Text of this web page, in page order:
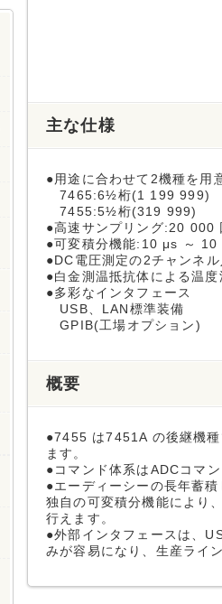
主な仕様
●用途に合わせて2機種を用
7465:6½桁(1 199 999)
7455:5½桁(319 999)
●高速サンプリング:20 000
●可変積分機能:10 μs ～ 10
●DC電圧測定の2チャンネル
●白金測温抵抗体による温度
●多彩なインタフェース
USB、LAN標準装備
GPIB(工場オプション)
概要
●7455 は7451A の後継機
ます。
●コマンド体系はADCコマ
●エーディーシーの長年蓄
独自の可変積分機能により
行えます。
●外部インタフェースは、
みが容易になり、生産ライ